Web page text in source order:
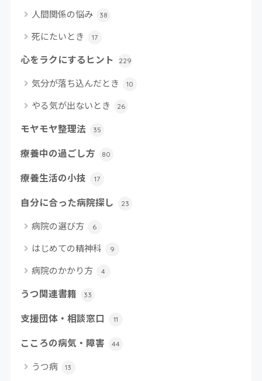
人間関係の悩み 38
死にたいとき 17
心をラクにするヒント 229
気分が落ち込んだとき 10
やる気が出ないとき 26
モヤモヤ整理法 35
療養中の過ごし方 80
療養生活の小技 17
自分に合った病院探し 23
病院の選び方 6
はじめての精神科 9
病院のかかり方 4
うつ関連書籍 33
支援団体・相談窓口 11
こころの病気・障害 44
うつ病 13